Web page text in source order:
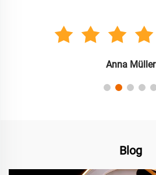
Anna Müller
Blog